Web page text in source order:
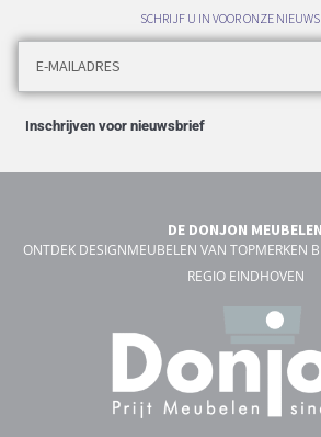
SCHRIJF U IN VOOR ONZE
Inschrijven voor nieuwsbrief
DE DONJON MEUBELEN
ONTDEK DESIGNMEUBELEN VAN TOPMERKEN
REGIO EINDHOVEN